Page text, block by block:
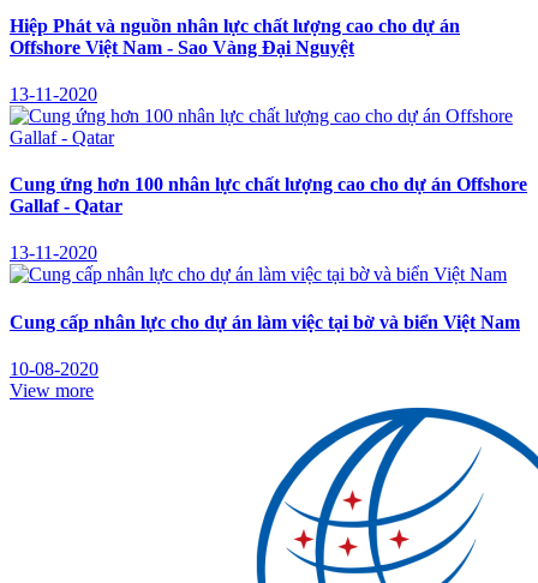
Hiệp Phát và nguồn nhân lực chất lượng cao cho dự án
Offshore Việt Nam - Sao Vàng Đại Nguyệt
13-11-2020
Cung ứng hơn 100 nhân lực chất lượng cao cho dự án Offshore
Gallaf - Qatar
13-11-2020
Cung cấp nhân lực cho dự án làm việc tại bờ và biển Việt Nam
10-08-2020
View more